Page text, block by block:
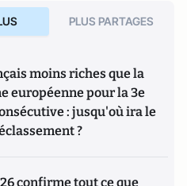
PLUS PARTAGES
moins riches que la
européenne pour la 3e
: jusqu'où ira le
?
confirme tout ce que